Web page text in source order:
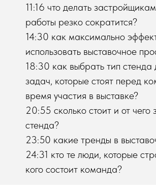
11:16 что делать
работы резко сократится?
14:30 как максимально
использовать выставочное
18:30 как выбрать тип
задач, которые стоят перед
время участия в выставке?
20:55 сколько стоит и от чего
стенда?
23:50 какие тренды в
24:31 кто те люди, которые
кого состоит команда?